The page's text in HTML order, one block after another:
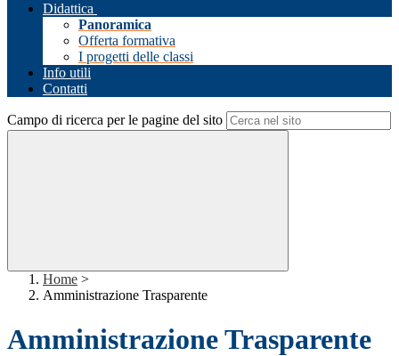
Didattica
Panoramica
Offerta formativa
I progetti delle classi
Info utili
Contatti
Campo di ricerca per le pagine del sito
Home >
Amministrazione Trasparente
Amministrazione Trasparente